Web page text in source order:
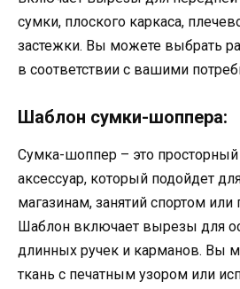
сумки, плоского каркаса,
застежки. Вы можете выбрать
в соответствии с вашими
Шаблон сумки-шоппера:
Сумка-шоппер – это
аксессуар, который подойдет
магазинам, занятий спортом или
Шаблон включает вырезы для
длинных ручек и карманов. Вы
ткань с печатным узором или